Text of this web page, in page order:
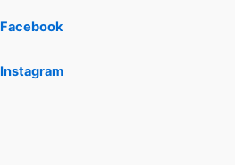
Facebook
Instagram